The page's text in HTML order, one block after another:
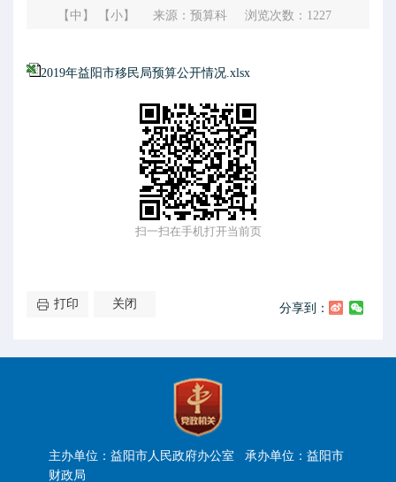
【中】
【小】 来源：预算科 浏览次数： 1227
2019年益阳市移民局预算公开情况.xlsx
扫一扫在手机打开当前页
打印 关闭 分享到：
主办单位：益阳市人民政府办公室 承办单位：益阳市
财政局